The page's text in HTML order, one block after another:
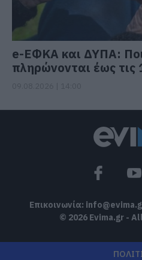
e-ΕΦΚΑ και ΔΥΠΑ:
πληρώνονται έως τις
Επικοινωνία:
© 2026 Evima.gr -